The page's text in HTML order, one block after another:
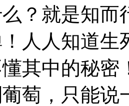
就是知而
人人知道生
其中的秘密
萄，只能